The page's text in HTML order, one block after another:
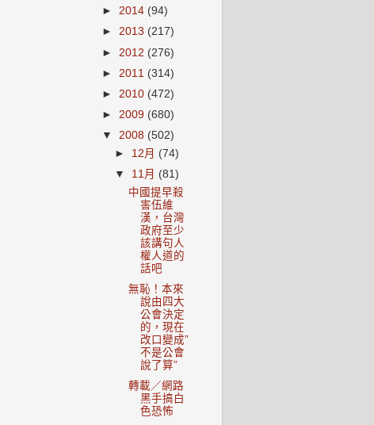
► 2014 (94)
► 2013 (217)
► 2012 (276)
► 2011 (314)
► 2010 (472)
► 2009 (680)
▼ 2008 (502)
► 12月 (74)
▼ 11月 (81)
中國提早殺
害伍維
漢，台灣
政府至少
該講句人
權人道的
話吧
無恥！本來
說由四大
公會決定
的，現在
改口變成”
不是公會
說了算”
轉載／網路
黑手搞白
色恐怖